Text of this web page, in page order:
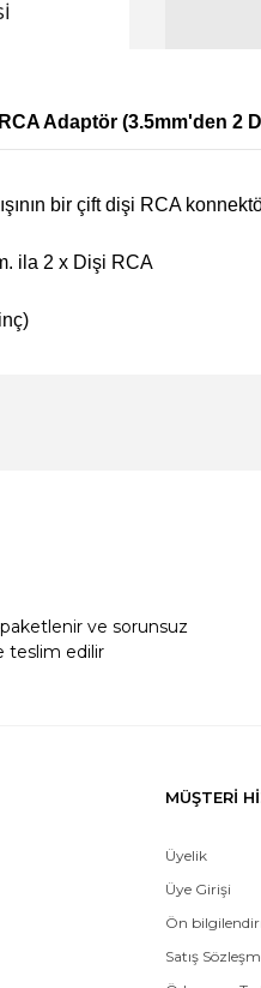
Adaptör (3.5mm'den 2
bir çift dişi RCA
ila 2 x Dişi RCA
ve sorunsuz
teslim edilir
MÜŞTERİ
Üyelik
Üye Girişi
Ön
Satış